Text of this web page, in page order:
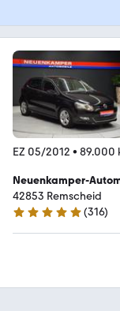
EZ 05/2012 • 89.000
Neuenkamper-
42853 Remscheid
4.8 Sterne
(316)